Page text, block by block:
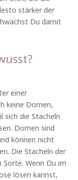
stärker der
Du damit
einer
keine Dornen,
sich die Stacheln
Dornen sind
können nicht
Die Stacheln der
Sorte. Wenn Du im
lösen kannst,